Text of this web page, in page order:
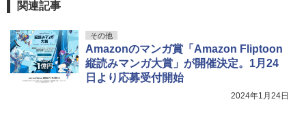
5
￥1,131
5
￥8,800
関連記事
その他
Amazonのマンガ賞「Amazon Fliptoon
縦読みマンガ大賞」が開催決定。1月24
日より応募受付開始
2024年1月24日